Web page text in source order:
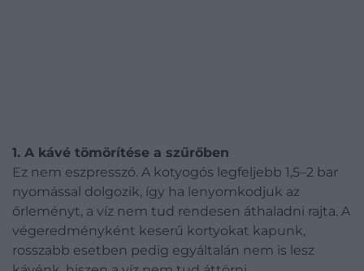
1. A kávé tömörítése a szűrőben
Ez nem eszpresszó. A kotyogós legfeljebb 1,5–2 bar
nyomással dolgozik, így ha lenyomkodjuk az
őrleményt, a víz nem tud rendesen áthaladni rajta. A
végeredményként keserű kortyokat kapunk,
rosszabb esetben pedig egyáltalán nem is lesz